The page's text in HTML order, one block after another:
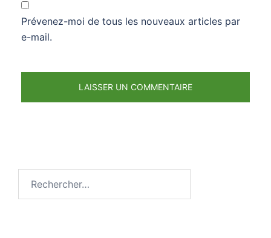
Prévenez-moi de tous les nouveaux articles par
e-mail.